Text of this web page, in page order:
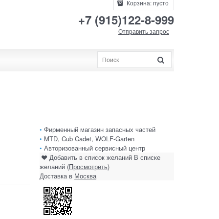
Корзина:пусто
+7 (915)122-8-999
Отправить запрос
• Фирменный магазин запасных частей
• MTD, Cub Cadet, WOLF-Garten
• Авторизованный сервисный центр
Добавить в список желаний В списке
желаний (Просмотреть)
Доставка в Москва